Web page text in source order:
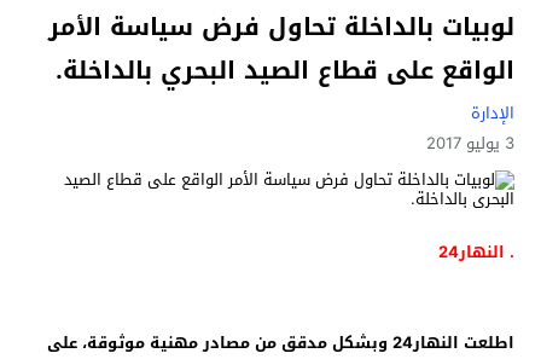
لوبيات بالداخلة تحاول فرض سياسة الأمر
الواقع على قطاع الصيد البحري بالداخلة.
الإدارة
3 يوليو 2017
النهار24 .
اطلعت النهار24 وبشكل مدقق من مصادر مهنية موثوقة، على